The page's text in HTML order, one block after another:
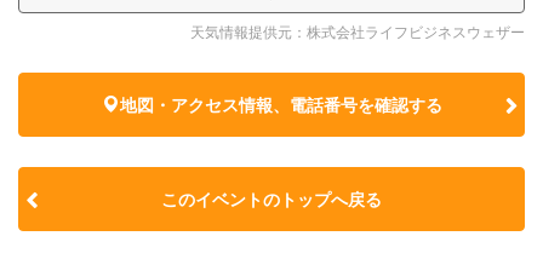
天気情報提供元：株式会社ライフビジネスウェザー
地図・アクセス情報、電話番号を確認する
このイベントのトップへ戻る